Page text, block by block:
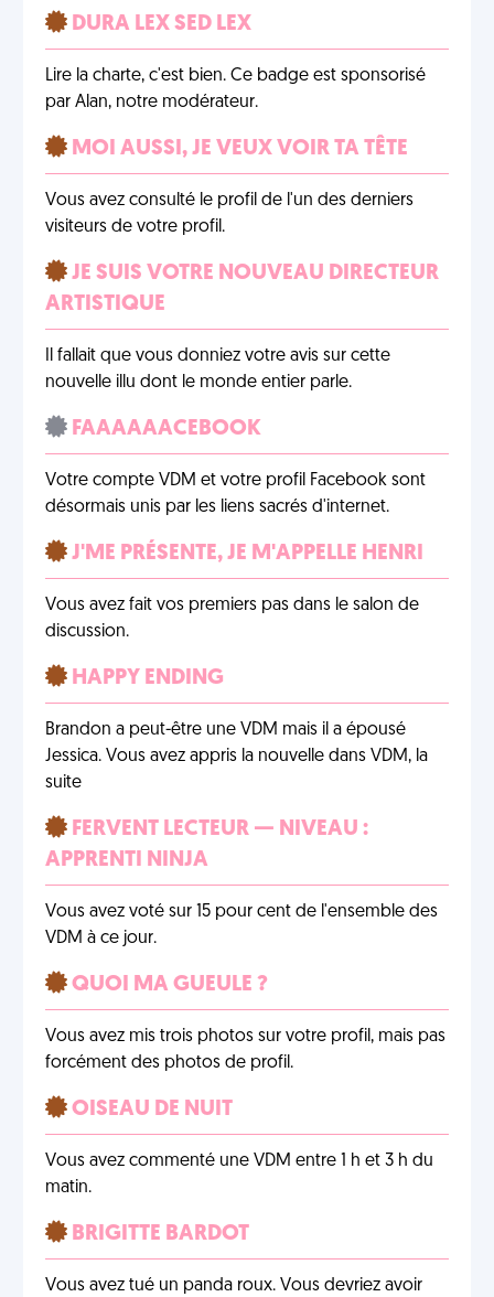
DURA LEX SED LEX
Lire la charte, c'est bien. Ce badge est sponsorisé
par Alan, notre modérateur.
MOI AUSSI, JE VEUX VOIR TA TÊTE
Vous avez consulté le profil de l'un des derniers
visiteurs de votre profil.
JE SUIS VOTRE NOUVEAU DIRECTEUR
ARTISTIQUE
Il fallait que vous donniez votre avis sur cette
nouvelle illu dont le monde entier parle.
FAAAAAACEBOOK
Votre compte VDM et votre profil Facebook sont
désormais unis par les liens sacrés d'internet.
J'ME PRÉSENTE, JE M'APPELLE HENRI
Vous avez fait vos premiers pas dans le salon de
discussion.
HAPPY ENDING
Brandon a peut-être une VDM mais il a épousé
Jessica. Vous avez appris la nouvelle dans VDM, la
suite
FERVENT LECTEUR — NIVEAU :
APPRENTI NINJA
Vous avez voté sur 15 pour cent de l'ensemble des
VDM à ce jour.
QUOI MA GUEULE ?
Vous avez mis trois photos sur votre profil, mais pas
forcément des photos de profil.
OISEAU DE NUIT
Vous avez commenté une VDM entre 1 h et 3 h du
matin.
BRIGITTE BARDOT
Vous avez tué un panda roux. Vous devriez avoir